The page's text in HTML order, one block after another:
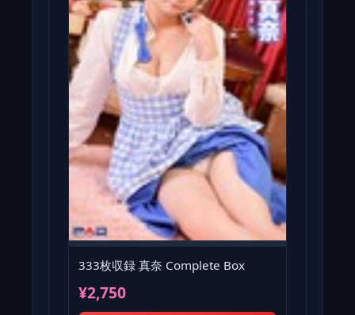
333枚収録 真奈 Complete Box
¥2,750